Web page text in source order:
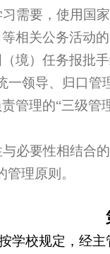
需要，使用国
相关公务活动
境）任务报批
一领导、归口
管理的“三级
必要性相结合
理原则。
学校规定，经